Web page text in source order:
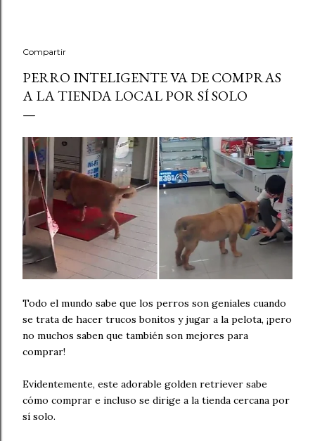
Compartir
PERRO INTELIGENTE VA DE COMPRAS
A LA TIENDA LOCAL POR SÍ SOLO
Todo el mundo sabe que los perros son geniales cuando
se trata de hacer trucos bonitos y jugar a la pelota, ¡pero
no muchos saben que también son mejores para
comprar!
Evidentemente, este adorable golden retriever sabe
cómo comprar e incluso se dirige a la tienda cercana por
sí solo.